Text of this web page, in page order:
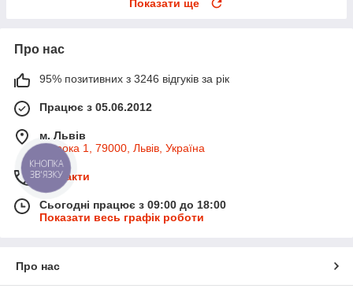
Показати ще
Про нас
95% позитивних з 3246 відгуків за рік
Працює з 05.06.2012
м. Львів
Широка 1, 79000, Львів, Україна
Контакти
Сьогодні працює з 09:00 до 18:00
Показати весь графік роботи
Про нас
КНОПКА
ЗВ'ЯЗКУ